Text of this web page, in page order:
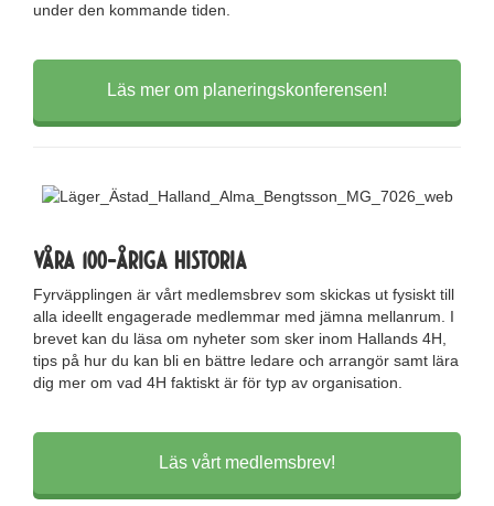
under den kommande tiden.
Läs mer om planeringskonferensen!
Våra 100-åriga historia
Fyrväpplingen är vårt medlemsbrev som skickas ut fysiskt till
alla ideellt engagerade medlemmar med jämna mellanrum. I
brevet kan du läsa om nyheter som sker inom Hallands 4H,
tips på hur du kan bli en bättre ledare och arrangör samt lära
dig mer om vad 4H faktiskt är för typ av organisation.
Läs vårt medlemsbrev!